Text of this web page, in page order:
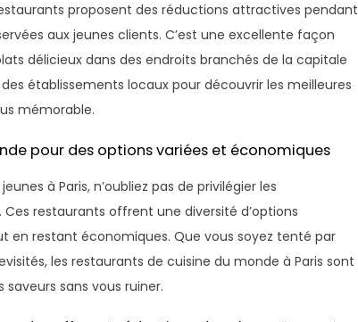
proposent des réductions attractives pendant
aux jeunes clients. C’est une excellente façon
délicieux dans des endroits branchés de la capitale
établissements locaux pour découvrir les meilleures
mémorable.
pour des options variées et économiques
à Paris, n’oubliez pas de privilégier les
restaurants offrent une diversité d’options
en restant économiques. Que vous soyez tenté par
les restaurants de cuisine du monde à Paris sont
sans vous ruiner.